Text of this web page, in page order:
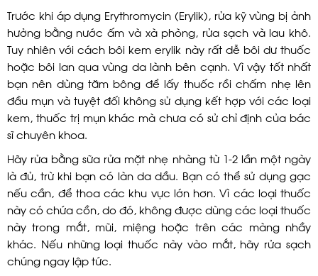
Trước khi áp dụng Erythromycin (Erylik), rửa kỹ vùng bị ảnh
hưởng bằng nước ấm và xà phòng, rửa sạch và lau khô.
Tuy nhiên với cách bôi kem erylik này rất dễ bôi dư thuốc
hoặc bôi lan qua vùng da lành bên cạnh. Vì vậy tốt nhất
bạn nên dùng tăm bông để lấy thuốc rồi chấm nhẹ lên
đầu mụn và tuyệt đối không sử dụng kết hợp với các loại
kem, thuốc trị mụn khác mà chưa có sử chỉ định của bác
sĩ chuyên khoa.
Hãy rửa bằng sữa rửa mặt nhẹ nhàng từ 1-2 lần một ngày
là đủ, trừ khi bạn có làn da dầu. Bạn có thể sử dụng gạc
nếu cần, để thoa các khu vực lớn hơn. Vì các loại thuốc
này có chứa cồn, do đó, không được dùng các loại thuốc
này trong mắt, mũi, miệng hoặc trên các màng nhầy
khác. Nếu những loại thuốc này vào mắt, hãy rửa sạch
chúng ngay lập tức.